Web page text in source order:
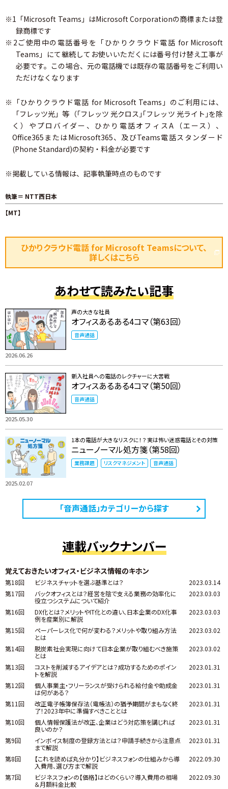
※1「Microsoft Teams」はMicrosoft Corporationの商標または登
録商標です
※2ご使用中の電話番号を「ひかりクラウド電話 for Microsoft
Teams」にて継続してお使いいただくには番号付け替え工事が
必要です。この場合、元の電話機では既存の電話番号をご利用い
ただけなくなります
※「ひかりクラウド電話 for Microsoft Teams」のご利用には、
「フレッツ光」等（｢フレッツ 光クロス｣｢フレッツ 光ライト｣を除
く）やプロバイダー、ひかり電話オフィスA（エース）、
Office365またはMicrosoft365、及びTeams電話スタンダード
(Phone Standard)の契約・料金が必要です
※掲載している情報は、記事執筆時点のものです
執筆＝ NTT西日本
【MT】
ひかりクラウド電話 for Microsoft Teamsについて、
詳しくはこちら
あわせて読みたい記事
2026.06.26
声の大きな社員
オフィスあるある4コマ（第63回）
音声通話
2025.05.30
新入社員への電話のレクチャーに大苦戦
オフィスあるある4コマ（第50回）
音声通話
2025.02.07
1本の電話が大きなリスクに！？ 実は怖い迷惑電話とその対策
ニューノーマル処方箋（第58回）
業務課題 リスクマネジメント 音声通話
「音声通話」カテゴリーから探す
連載バックナンバー
覚えておきたいオフィス・ビジネス情報のキホン
第18回 ビジネスチャットを選ぶ基準とは？
2023.03.14
第17回
バックオフィスとは？経営を陰で支える業務の効率化に
役立つシステムについて紹介
2023.03.03
第16回
DX化とは？メリットやIT化との違い、日本企業のDX化事
例を産業別に解説
2023.03.03
第15回
ペーパーレス化で何が変わる？メリットや取り組み方法
とは
2023.03.02
第14回
脱炭素社会実現に向けて日本企業が取り組むべき施策
とは
2023.03.02
第13回
コストを削減するアイデアとは？成功するためのポイン
トを解説
2023.01.31
第12回
個人事業主・フリーランスが受けられる給付金や助成金
は何がある？
2023.01.31
第11回
改正電子帳簿保存法（電帳法）の猶予期間がまもなく終
了！2023年中に準備すべきこととは
2023.01.31
第10回
個人情報保護法が改正、企業はどう対応策を講じれば
良いのか？
2023.01.31
第9回
インボイス制度の登録方法とは？申請手続きから注意点
まで解説
2023.01.31
第8回
【これを読めば丸分かり】ビジネスフォンの仕組みから導
入費用、選び方まで解説
2022.09.30
第7回
ビジネスフォンの【価格】はどのくらい？導入費用の相場
＆月額料金比較
2022.09.30